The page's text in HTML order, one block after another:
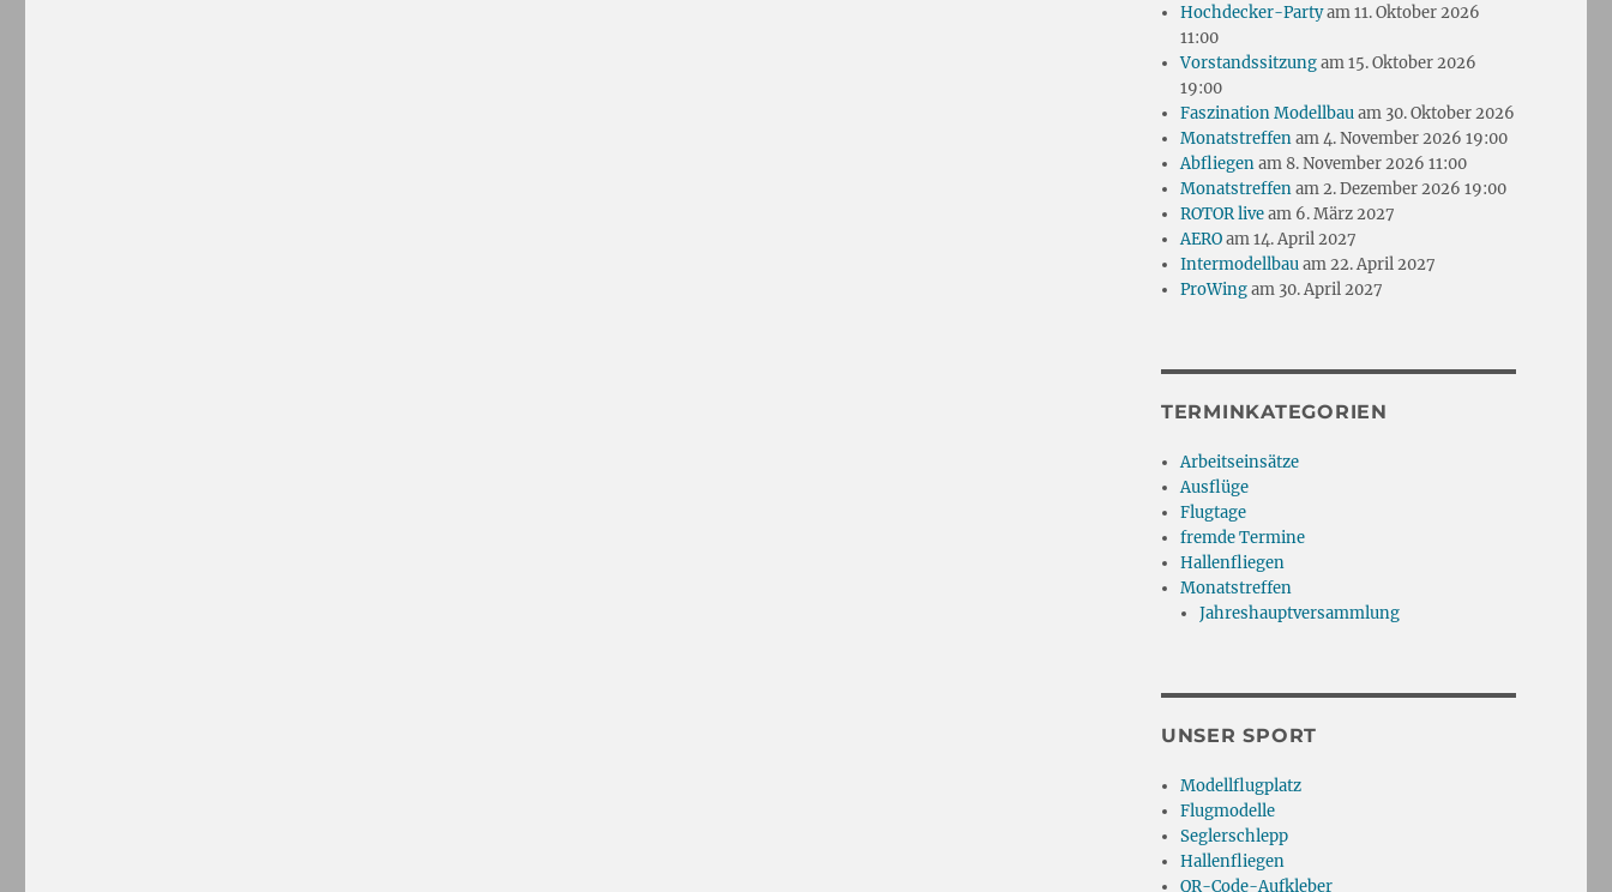
Hochdecker-Partyam 11. Oktober 2026
11:00
Vorstandssitzungam 15. Oktober 2026
19:00
Faszination Modellbauam 30. Oktober 2026
Monatstreffenam 4. November 2026 19:00
Abfliegenam 8. November 2026 11:00
Monatstreffenam 2. Dezember 2026 19:00
ROTOR liveam 6. März 2027
AEROam 14. April 2027
Intermodellbauam 22. April 2027
ProWingam 30. April 2027
TERMINKATEGORIEN
Arbeitseinsätze
Ausflüge
Flugtage
fremde Termine
Hallenfliegen
Monatstreffen
Jahreshauptversammlung
UNSER SPORT
Modellflugplatz
Flugmodelle
Seglerschlepp
Hallenfliegen
QR-Code-Aufkleber